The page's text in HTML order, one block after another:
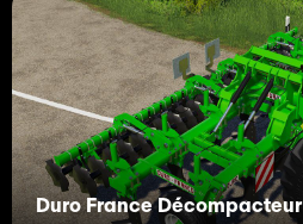
Duro France Décompacteur